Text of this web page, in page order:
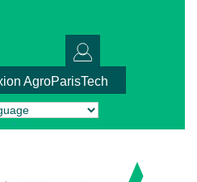
AgroParisTech
Translate